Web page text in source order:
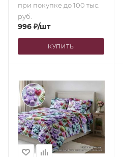
при покупке до 100 тыс.
руб.
996 ₽/шт
КУПИТЬ